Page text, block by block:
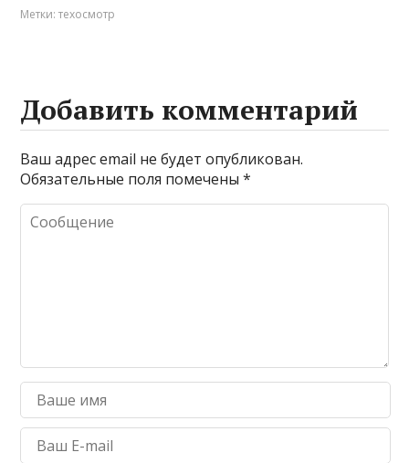
Метки:техосмотр
Добавить комментарий
Ваш адрес email не будет опубликован.
Обязательные поля помечены*